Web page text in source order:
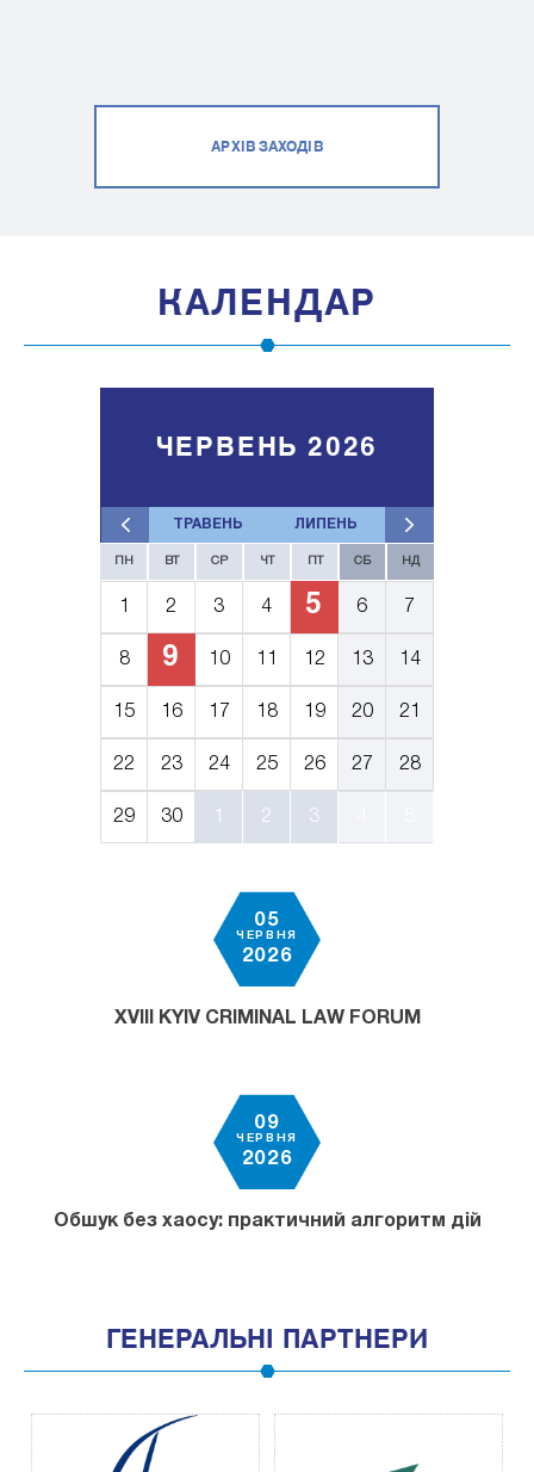
АРХІВ ЗАХОДІВ
КАЛЕНДАР
ТРАВЕНЬ ЛИПЕНЬ
ЧЕРВЕНЬ 2026
ПН ВТ СР ЧТ СБ НД
2 3 4 5 6 7
8 9 10 12 13 14
15 16 17 18 19 20 21
22 23 24 25 26 27 28
29 30 2 3
05
ЧЕРВНЯ
2026
XVIII KYIV CRIMINAL LAW FORUM
09
ЧЕРВНЯ
2026
Обшук без хаосу: практичний алгоритм дій
ГЕНЕРАЛЬНІ ПАРТНЕРИ